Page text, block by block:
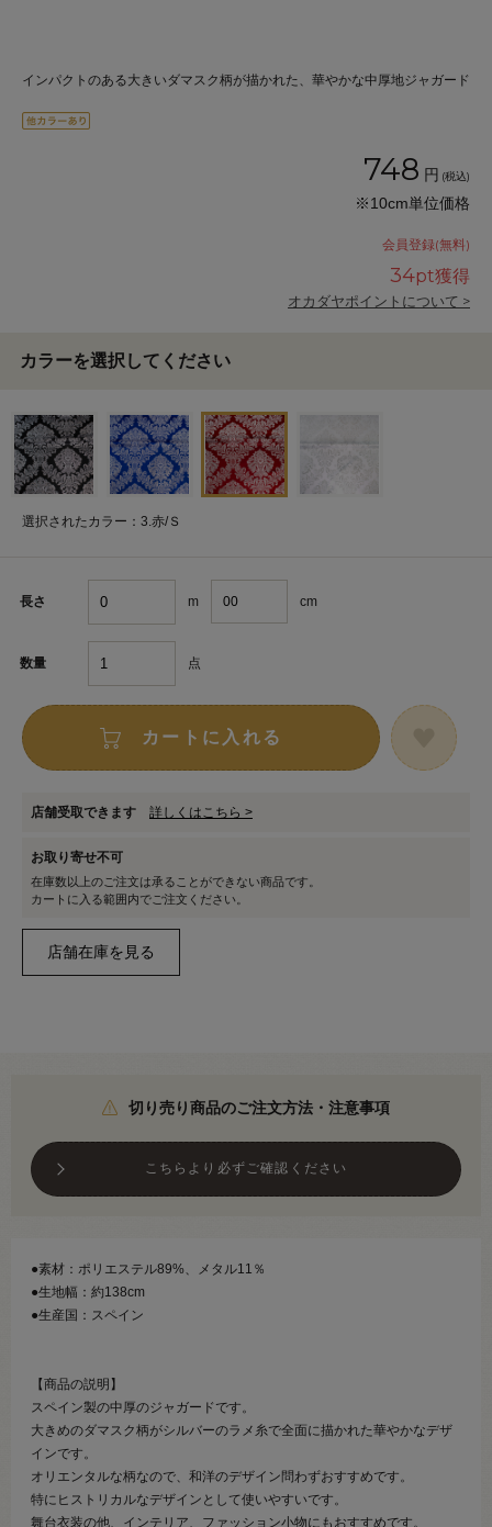
インパクトのある大きいダマスク柄が描かれた、華やかな中厚地ジャガード
748 円 (税込)
※10cm単位価格
会員登録(無料)
34pt獲得
オカダヤポイントについて >
カラーを選択してください
選択されたカラー：3.赤/Ｓ
長さ m cm
数量 点
カートに入れる
店舗受取できます 詳しくはこちら >
お取り寄せ不可
在庫数以上のご注文は承ることができない商品です。
カートに入る範囲内でご注文ください。
切り売り商品のご注文方法・注意事項
こちらより必ずご確認ください
●素材：ポリエステル89%、メタル11％
●生地幅：約138cm
●生産国：スペイン
【商品の説明】
スペイン製の中厚のジャガードです。
大きめのダマスク柄がシルバーのラメ糸で全面に描かれた華やかなデザ
インです。
オリエンタルな柄なので、和洋のデザイン問わずおすすめです。
特にヒストリカルなデザインとして使いやすいです。
舞台衣装の他、インテリア、ファッション小物にもおすすめです。